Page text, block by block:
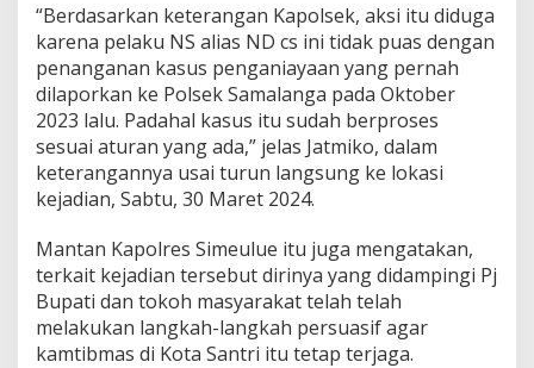
“Berdasarkan keterangan Kapolsek, aksi itu diduga
karena pelaku NS alias ND cs ini tidak puas dengan
penanganan kasus penganiayaan yang pernah
dilaporkan ke Polsek Samalanga pada Oktober
2023 lalu. Padahal kasus itu sudah berproses
sesuai aturan yang ada,” jelas Jatmiko, dalam
keterangannya usai turun langsung ke lokasi
kejadian, Sabtu, 30 Maret 2024.
Mantan Kapolres Simeulue itu juga mengatakan,
terkait kejadian tersebut dirinya yang didampingi Pj
Bupati dan tokoh masyarakat telah telah
melakukan langkah-langkah persuasif agar
kamtibmas di Kota Santri itu tetap terjaga.